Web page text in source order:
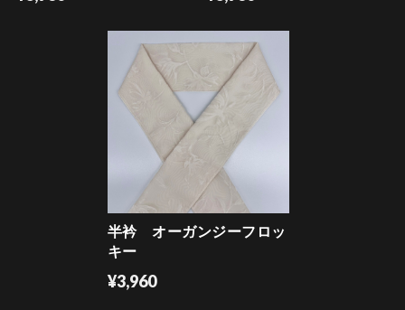
半衿 オーガンジーフロッ
キー
¥3,960